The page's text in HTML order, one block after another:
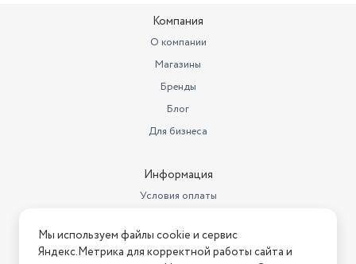
Компания
О компании
Магазины
Бренды
Блог
Для бизнеса
Информация
Условия оплаты
Условия возврата
Мы используем файлы cookie и сервис
Яндекс.Метрика для корректной работы сайта и